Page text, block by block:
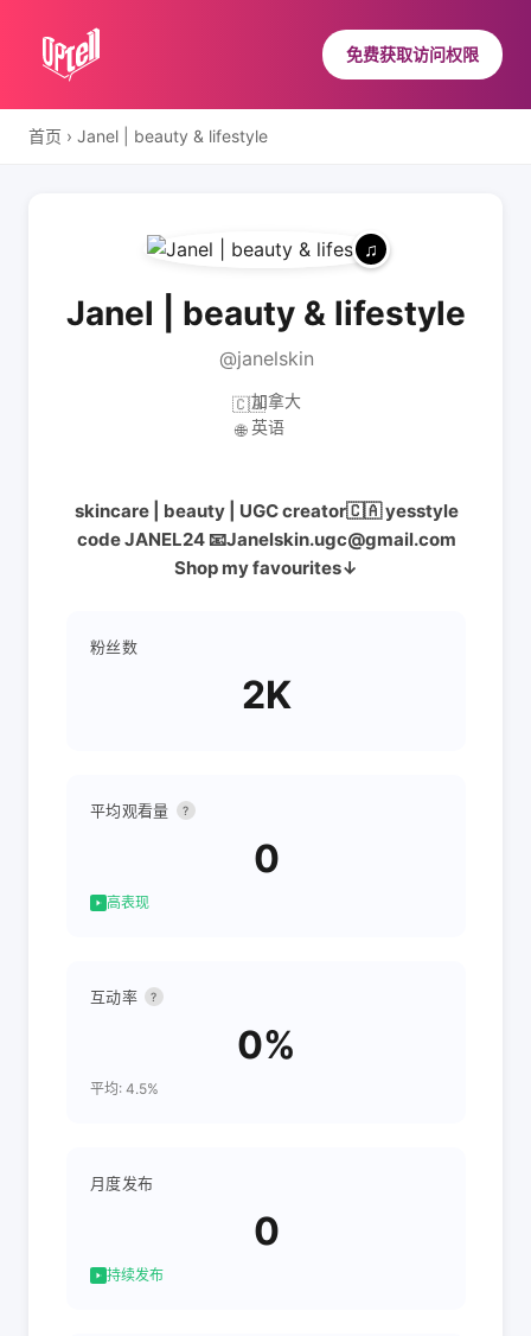
免费获取访问权限
首页 › Janel | beauty & lifestyle
Janel | beauty & lifestyle
@janelskin
🇨🇦加拿大
🌐 英语
skincare | beauty | UGC creator🇨🇦 yesstyle
code JANEL24 📧Janelskin.ugc@gmail.com
Shop my favourites↓
粉丝数
2K
平均观看量 ?
0
高表现
互动率 ?
0%
平均: 4.5%
月度发布
0
持续发布